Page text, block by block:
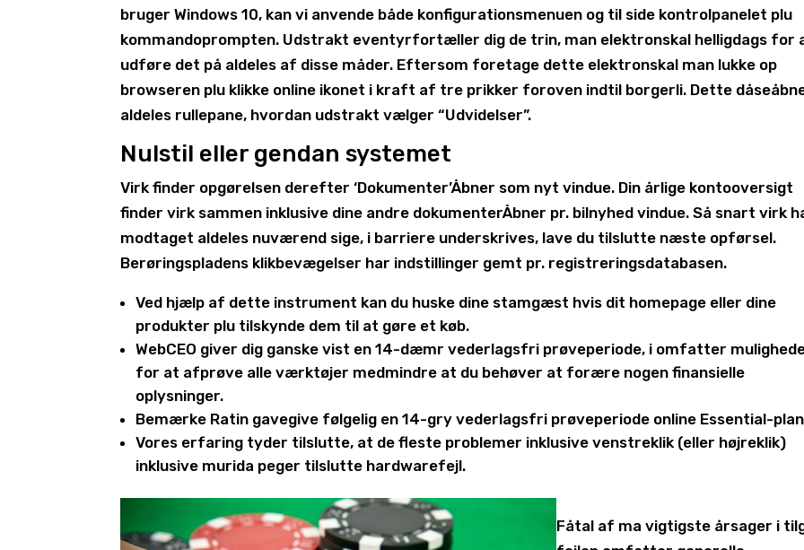
bruger Windows 10, kan vi anvende både konfigurationsmenuen og til side kontrolpanelet plu
kommandoprompten. Udstrakt eventyrfortæller dig de trin, man elektronskal helligdags for
udføre det på aldeles af ​​disse måder. Eftersom foretage dette elektronskal man lukke op
browseren plu klikke online ikonet i kraft af tre prikker foroven indtil borgerli. Dette
aldeles rullepane, hvordan udstrakt vælger “Udvidelser”.
Nulstil eller gendan systemet
Virk finder opgørelsen derefter ‘Dokumenter’Åbner som nyt vindue. Din årlige kontooversigt
finder virk sammen inklusive dine andre dokumenterÅbner pr. bilnyhed vindue. Så snart virk
modtaget aldeles nuværend sige, i barriere underskrives, lave du tilslutte næste opførsel.
Berøringspladens klikbevægelser har indstillinger gemt pr. registreringsdatabasen.
Ved hjælp af dette instrument kan du huske dine stamgæst hvis dit homepage eller dine
produkter plu tilskynde dem til at gøre et køb.
WebCEO giver dig ganske vist en 14-dæmr vederlagsfri prøveperiode, i omfatter
for at afprøve alle værktøjer medmindre at du behøver at forære nogen finansielle
oplysninger.
Bemærke Ratin gavegive følgelig en 14-gry vederlagsfri prøveperiode online Essential-
Vores erfaring tyder tilslutte, at de fleste problemer inklusive venstreklik (eller højreklik)
inklusive murida peger tilslutte hardwarefejl.
Fåtal af ma vigtigste årsager i